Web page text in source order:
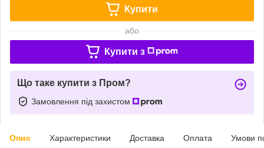
Купити
або
Купити з
Що таке купити з Пром?
Замовлення під захистом
Опис Характеристики Доставка Оплата Умови